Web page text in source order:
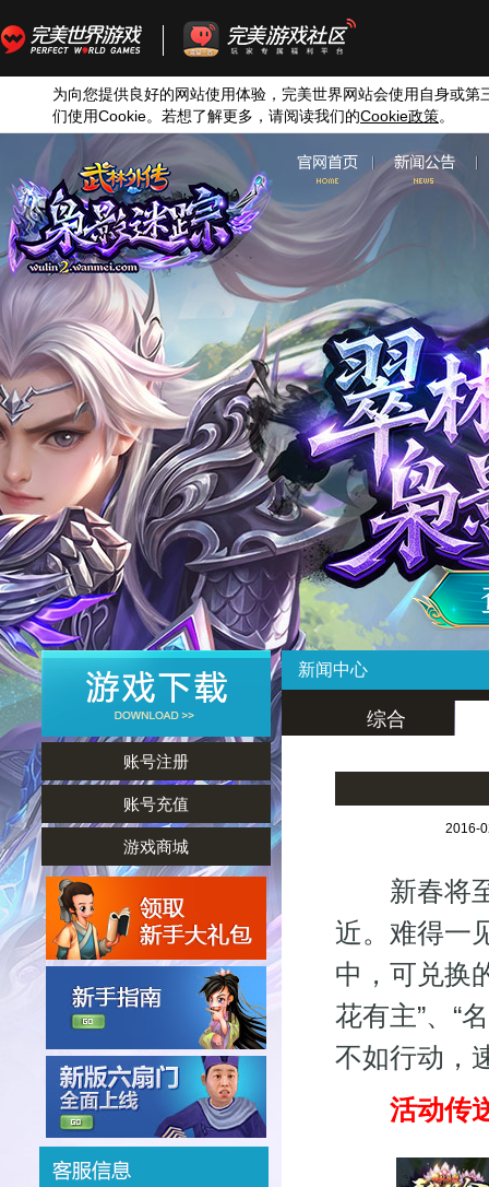
为向您提供良好的网站使用体验，完美世界网站会使用自身或第
们使用Cookie。若想了解更多，请阅读我们的Cookie政策。
账号注册
账号充值
游戏商城
新闻中心
综合
2016-
新春将至
近。难得一
中，可兑换
花有主”、“
不如行动，
活动传